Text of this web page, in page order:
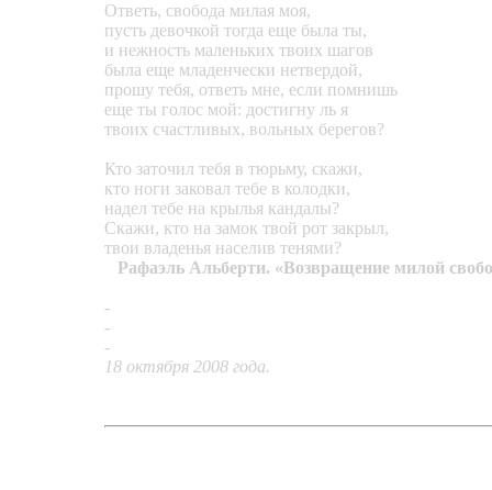
Ответь, свобода милая моя,
пусть девочкой тогда еще была ты,
и нежность маленьких твоих шагов
была еще младенчески нетвердой,
прошу тебя, ответь мне, если помнишь
еще ты голос мой: достигну ль я
твоих счастливых, вольных берегов?
Кто заточил тебя в тюрьму, скажи,
кто ноги заковал тебе в колодки,
надел тебе на крылья кандалы?
Скажи, кто на замок твой рот закрыл,
твои владенья населив тенями?
Рафаэль Альберти. «Возвращение милой
-
-
-
18 октября 2008 года.